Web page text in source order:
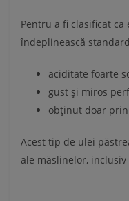
Pentru a fi clasificat
îndeplinească
aciditate foarte
gust și miros
obținut doar
Acest tip de ulei
ale măslinelor,